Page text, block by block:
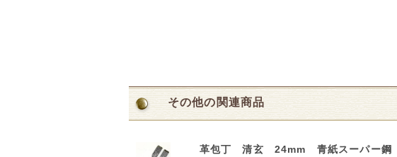
その他の関連商品
革包丁 清玄 24mm 青紙スーパー鋼